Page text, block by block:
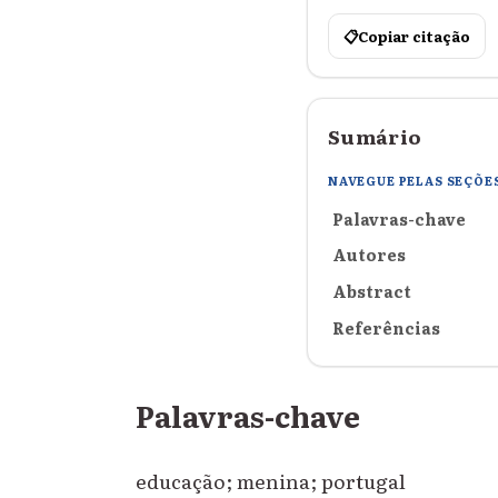
📋Copiar citação
Sumário
NAVEGUE PELAS
Palavras-chave
Autores
Abstract
Referências
Palavras-chave
educação; menina; portugal